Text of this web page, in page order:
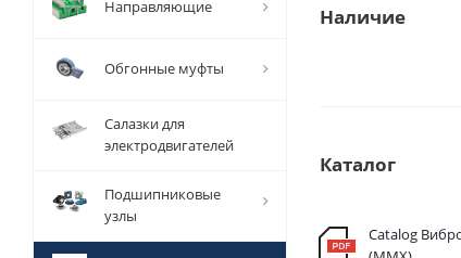
Наличие
Каталог
Catalog
Направляющие
Обгонные муфты
Салазки для
электродвигателей
Подшипниковые
узлы